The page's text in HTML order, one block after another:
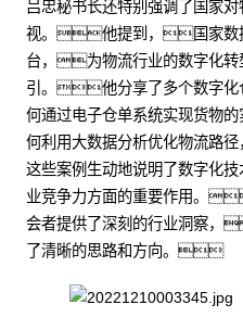
吕忠秘书长还特别强调了国家
视。他提到，国家数
台，为物流行业的数字化转
引。他分享了多个数字
何通过电子仓单系统实现货物
何利用大数据分析优化物流
这些案例生动地说明了数字化
业竞争力方面的重要作用。
会者提供了深刻的行业洞察，
了清晰的思路和方向。